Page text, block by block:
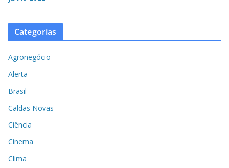
Categorias
Agronegócio
Alerta
Brasil
Caldas Novas
Ciência
Cinema
Clima